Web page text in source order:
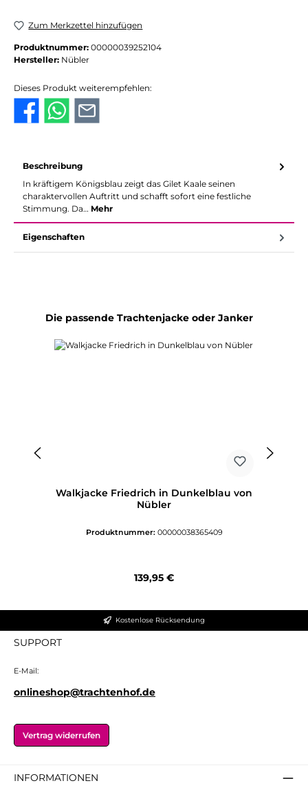
Zum Merkzettel hinzufügen
Produktnummer: 00000039252104
Hersteller: Nübler
Dieses Produkt weiterempfehlen:
Beschreibung
In kräftigem Königsblau zeigt das Gilet Kaale seinen
charaktervollen Auftritt und schafft sofort eine festliche
Stimmung. Da… Mehr
Eigenschaften
Produktgalerie überspringen
Die passende Trachtenjacke oder Janker
Walkjacke Friedrich in Dunkelblau von
Nübler
Produktnummer: 00000038365409
Regulärer Preis:
139,95 €
Kostenlose Rücksendung
SUPPORT
E-Mail:
onlineshop@trachtenhof.de
Vertrag widerrufen
INFORMATIONEN